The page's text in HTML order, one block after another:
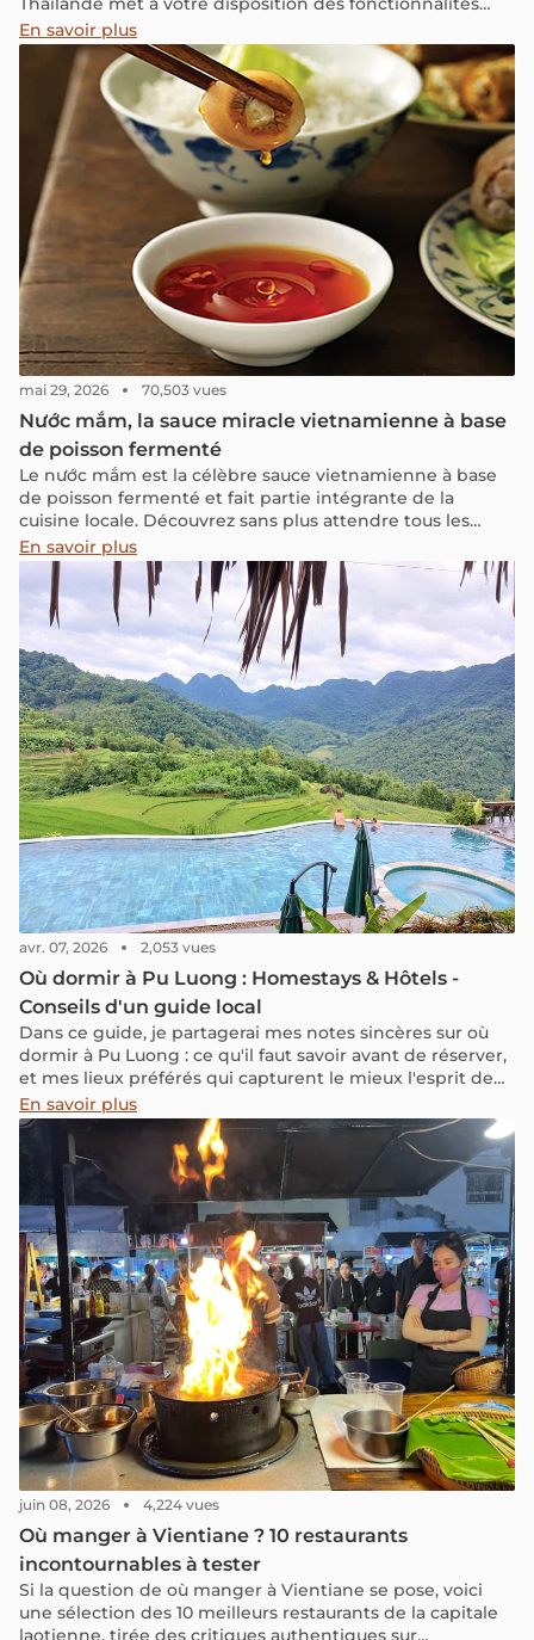
innovantes pour vous offrir tranquillité d’esprit,
assistance immédiate et informations essentielles.
En savoir plus
mai 29, 2026 70,503 vues
Nước mắm, la sauce miracle vietnamienne à base
de poisson fermenté
Le nước mắm est la célèbre sauce vietnamienne à base
de poisson fermenté et fait partie intégrante de la
cuisine locale. Découvrez sans plus attendre tous les
secrets de la sauce star du Vietnam à goûter absolument
lors de votre voyage au Vietnam !
En savoir plus
avr. 07, 2026 2,053 vues
Où dormir à Pu Luong : Homestays & Hôtels -
Conseils d'un guide local
Dans ce guide, je partagerai mes notes sincères sur où
dormir à Pu Luong : ce qu'il faut savoir avant de réserver,
et mes lieux préférés qui capturent le mieux l'esprit de
cette réserve naturelle paisible.
En savoir plus
juin 08, 2026 4,224 vues
Où manger à Vientiane ? 10 restaurants
incontournables à tester
Si la question de où manger à Vientiane se pose, voici
une sélection des 10 meilleurs restaurants de la capitale
laotienne, tirée des critiques authentiques sur